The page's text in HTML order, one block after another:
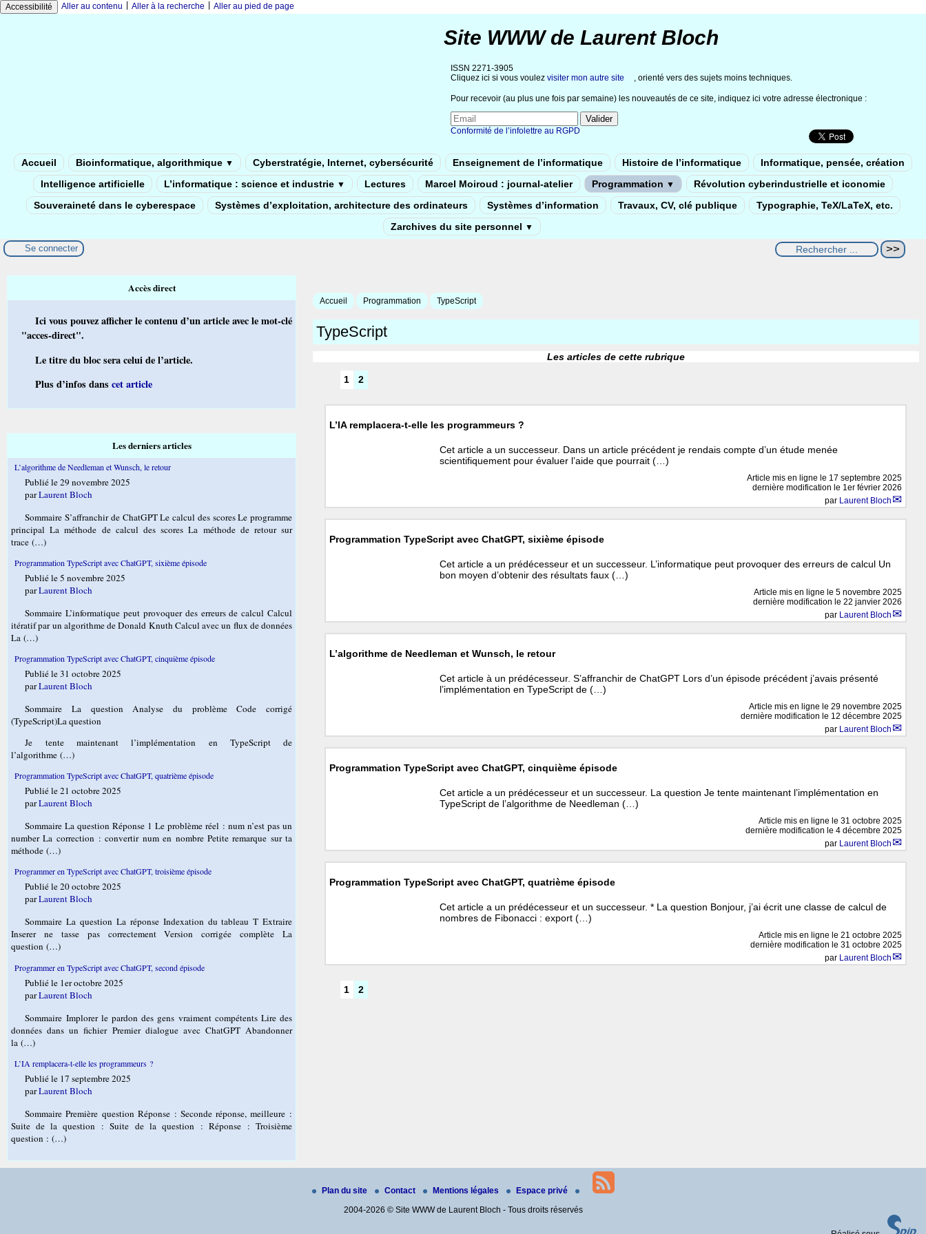
Accessibilité Aller au contenu Aller à la recherche Aller au pied de page
Site WWW de Laurent Bloch
ISSN 2271-3905
Cliquez ici si vous voulez visiter mon autre site , orienté vers des sujets moins techniques.
Pour recevoir (au plus une fois par semaine) les nouveautés de ce site, indiquez ici votre adresse électronique :
Conformité de l’infolettre au RGPD
Accueil Bioinformatique, algorithmique ▼ Cyberstratégie, Internet, cybersécurité Enseignement de l’informatique Histoire de l’informatique
Informatique, pensée, création
Intelligence artificielle
L’informatique : science et industrie ▼ Lectures Marcel Moiroud : journal-atelier Programmation ▼
Révolution cyberindustrielle et iconomie
Souveraineté dans le cyberespace
Systèmes d’exploitation, architecture des ordinateurs Systèmes d’information Travaux, CV, clé publique
Typographie, TeX/LaTeX, etc.
Zarchives du site personnel ▼
Se connecter
Accueil Programmation TypeScript
TypeScript
Les articles de cette rubrique
1 2
L’IA remplacera-t-elle les programmeurs ?
Cet article a un successeur. Dans un article précédent je rendais compte d’un étude menée
scientifiquement pour évaluer l’aide que pourrait (…)
Article mis en ligne le 17 septembre 2025
dernière modification le 1er février 2026
par Laurent Bloch
Programmation TypeScript avec ChatGPT, sixième épisode
Cet article a un prédécesseur et un successeur. L’informatique peut provoquer des erreurs de calcul Un
bon moyen d’obtenir des résultats faux (…)
Article mis en ligne le5 novembre 2025
dernière modification le 22 janvier 2026
par Laurent Bloch
L’algorithme de Needleman et Wunsch, le retour
Cet article à un prédécesseur. S’affranchir de ChatGPT Lors d’un épisode précédent j’avais présenté
l’implémentation en TypeScript de (…)
Article mis en ligne le29 novembre 2025
dernière modification le 12 décembre 2025
par Laurent Bloch
Programmation TypeScript avec ChatGPT, cinquième épisode
Cet article a un prédécesseur et un successeur. La question Je tente maintenant l’implémentation en
TypeScript de l’algorithme de Needleman (…)
Article mis en ligne le31 octobre 2025
dernière modification le 4 décembre 2025
par Laurent Bloch
Programmation TypeScript avec ChatGPT, quatrième épisode
Cet article a un prédécesseur et un successeur. * La question Bonjour, j’ai écrit une classe de calcul de
nombres de Fibonacci : export (…)
Article mis en ligne le21 octobre 2025
dernière modification le 31 octobre 2025
par Laurent Bloch
1 2
Accès direct
Ici vous pouvez afficher le contenu d’un article avec le mot-clé
"acces-direct".
Le titre du bloc sera celui de l’article.
Plus d’infos dans cet article
Les derniers articles
L’algorithme de Needleman et Wunsch, le retour
Publié le 29 novembre 2025
parLaurent Bloch
Sommaire S’affranchir de ChatGPT Le calcul des scores Le programme
principal La méthode de calcul des scores La méthode de retour sur
trace (…)
Programmation TypeScript avec ChatGPT, sixième épisode
Publié le 5 novembre 2025
parLaurent Bloch
Sommaire L’informatique peut provoquer des erreurs de calcul Calcul
itératif par un algorithme de Donald Knuth Calcul avec un flux de données
La (…)
Programmation TypeScript avec ChatGPT, cinquième épisode
Publié le 31 octobre 2025
parLaurent Bloch
Sommaire La question Analyse du problème Code corrigé
(TypeScript)La question
Je tente maintenant l’implémentation en TypeScript de
l’algorithme (…)
Programmation TypeScript avec ChatGPT, quatrième épisode
Publié le 21 octobre 2025
parLaurent Bloch
Sommaire La question Réponse 1 Le problème réel : num n’est pas un
number La correction : convertir num en nombre Petite remarque sur ta
méthode (…)
Programmer en TypeScript avec ChatGPT, troisième épisode
Publié le 20 octobre 2025
parLaurent Bloch
Sommaire La question La réponse Indexation du tableau T Extraire
Inserer ne tasse pas correctement Version corrigée complète La
question (…)
Programmer en TypeScript avec ChatGPT, second épisode
Publié le 1er octobre 2025
parLaurent Bloch
Sommaire Implorer le pardon des gens vraiment compétents Lire des
données dans un fichier Premier dialogue avec ChatGPT Abandonner
la (…)
L’IA remplacera-t-elle les programmeurs ?
Publié le 17 septembre 2025
parLaurent Bloch
Sommaire Première question Réponse : Seconde réponse, meilleure :
Suite de la question : Suite de la question : Réponse : Troisième
question : (…)
Plan du site Contact Mentions légales
Espace privé
2004-2026 © Site WWW de Laurent Bloch - Tous droits réservés